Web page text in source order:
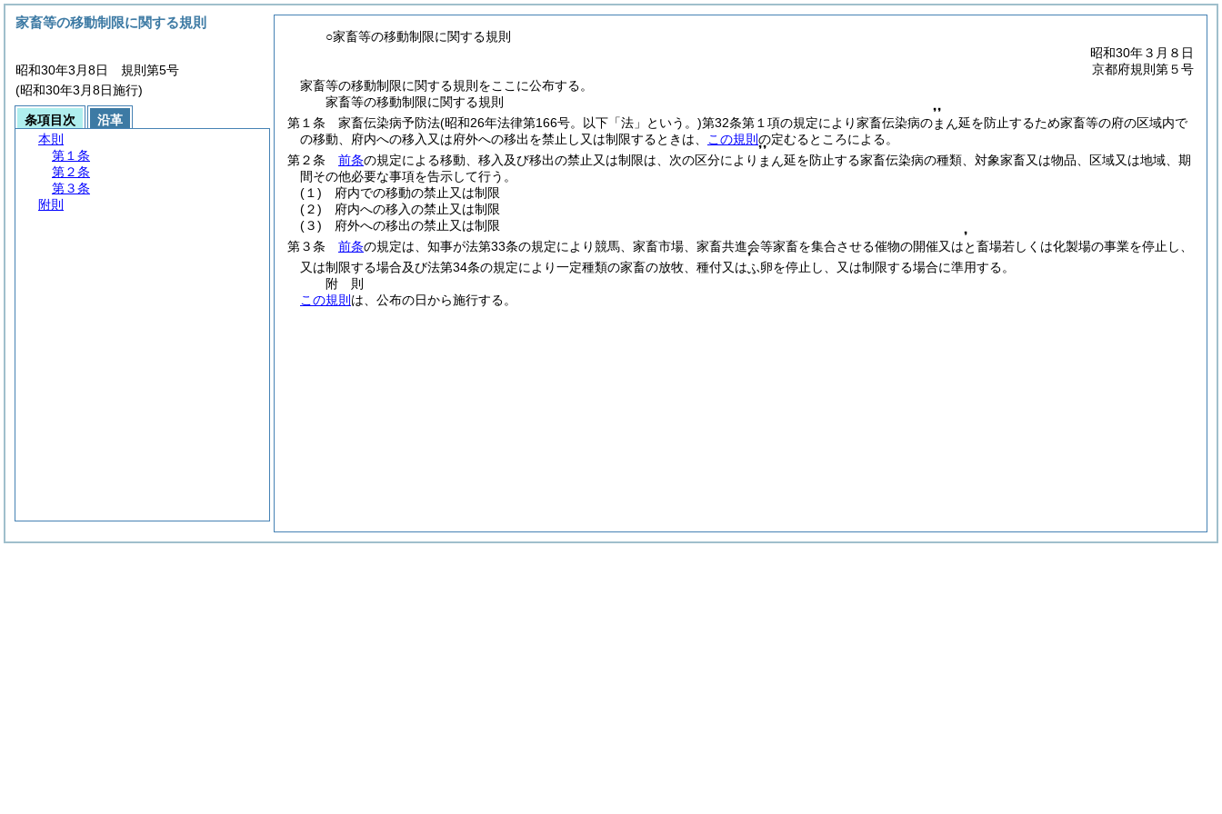
○家畜等の移動制限に関する規則
昭和30年３月８日
京都府規則第５号
家畜等の移動制限に関する規則をここに公布する。
家畜等の移動制限に関する規則
第１条
家畜伝染病予防法(昭和26年法律第166号。以下「法」という。)第32条第１項の規定により家畜伝染病のまん
❜❜
延を防止するため家畜等の府の区域内で
の移動、府内への移入又は府外への移出を禁止し又は制限するときは、
この規則 の定むるところによる。
第２条
前条の規定による移動、移入及び移出の禁止又は制限は、次の区分により まん
❜❜
延を防止する家畜伝染病の種類、対象家畜又は物品、区域又は地域、期
間その他必要な事項を告示して行う。
(１)
府内での移動の禁止又は制限
(２)
府内への移入の禁止又は制限
(３)
府外への移出の禁止又は制限
第３条
前条の規定は、知事が法第33条の規定により競馬、家畜市場、家畜共進会等家畜を集合させる催物の開催又はと
❜
畜場若しくは化製場の事業を停止し、
又は制限する場合及び法第34条の規定により一定種類の家畜の放牧、種付又はふ
❜
卵を停止し、又は制限する場合に準用する。
附 則
この規則 は、公布の日から施行する。
家畜等の移動制限に関する規則
昭和30年3月8日 規則第5号
(昭和30年3月8日施行)
条項目次
沿革
本則
第１条
第２条
第３条
附則